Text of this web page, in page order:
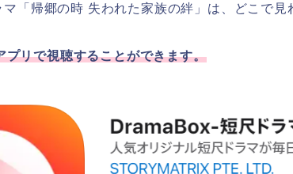
「帰郷の時 失われた家族の絆」は、どこで見
リで視聴することができます。